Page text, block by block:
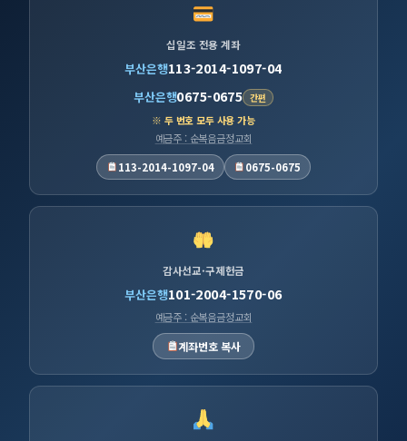
십일조 전용 계좌
부산은행113-2014-1097-04
부산은행0675-0675 간편
※ 두 번호 모두 사용 가능
예금주 : 순복음금정교회
113-2014-1097-04
0675-0675
감사선교·구제헌금
부산은행101-2004-1570-06
예금주 : 순복음금정교회
계좌번호 복사